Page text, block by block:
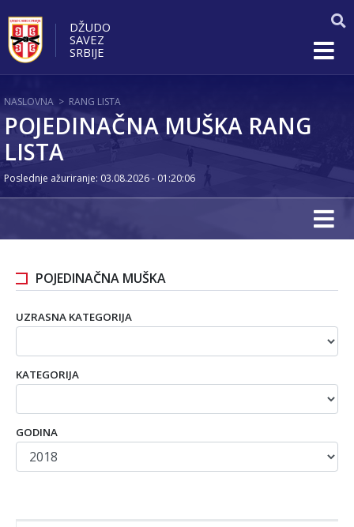
DŽUDO
SAVEZ
SRBIJE
NASLOVNA > RANG LISTA
POJEDINAČNA MUŠKA RANG
LISTA
Poslednje ažuriranje: 03.08.2026 - 01:20:06
POJEDINAČNA MUŠKA
UZRASNA KATEGORIJA
KATEGORIJA
GODINA